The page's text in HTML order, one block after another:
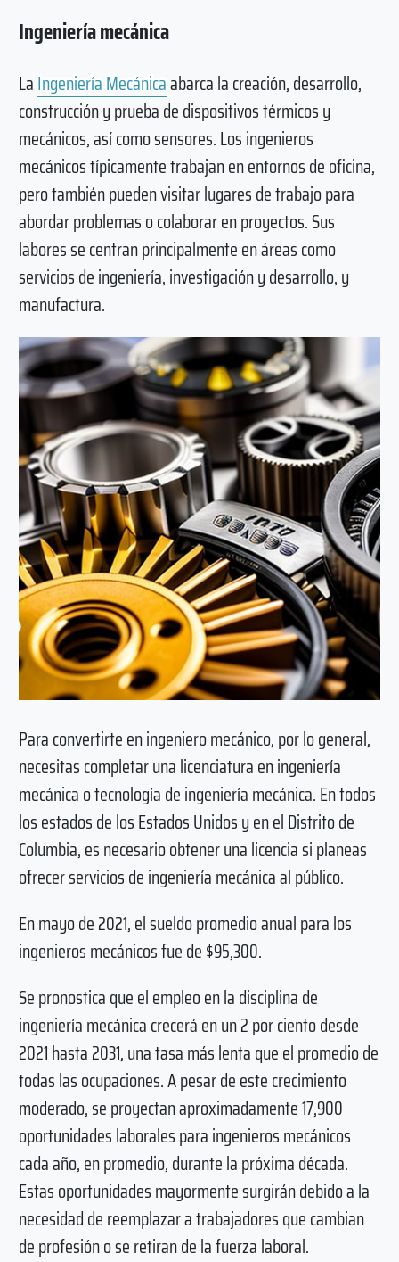
Ingeniería mecánica
LaIngeniería Mecánicaabarca la creación, desarrollo,
construcción y prueba de dispositivos térmicos y
mecánicos, así como sensores. Los ingenieros
mecánicos típicamente trabajan en entornos de oficina,
pero también pueden visitar lugares de trabajo para
abordar problemas o colaborar en proyectos. Sus
labores se centran principalmente en áreas como
servicios de ingeniería, investigación y desarrollo, y
manufactura.
Para convertirte en ingeniero mecánico, por lo general,
necesitas completar una licenciatura en ingeniería
mecánica o tecnología de ingeniería mecánica. En todos
los estados de los Estados Unidos y en el Distrito de
Columbia, es necesario obtener una licencia si planeas
ofrecer servicios de ingeniería mecánica al público.
En mayo de 2021, el sueldo promedio anual para los
ingenieros mecánicos fue de $95,300.
Se pronostica que el empleo en la disciplina de
ingeniería mecánica crecerá en un 2 por ciento desde
2021 hasta 2031, una tasa más lenta que el promedio de
todas las ocupaciones. A pesar de este crecimiento
moderado, se proyectan aproximadamente 17,900
oportunidades laborales para ingenieros mecánicos
cada año, en promedio, durante la próxima década.
Estas oportunidades mayormente surgirán debido a la
necesidad de reemplazar a trabajadores que cambian
de profesión o se retiran de la fuerza laboral.